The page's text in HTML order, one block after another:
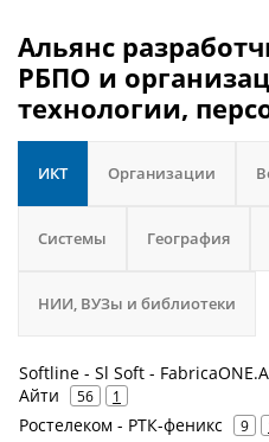
Альянс
РБПО и
технологии,
ИКТ Организации
Системы География
НИИ, ВУЗы и библиотеки
Softline - Sl Soft -
Айти
56 1
Ростелеком - РТК-феникс 9